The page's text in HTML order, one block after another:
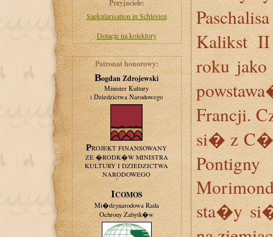
Przyjaciele:
Saekularisation in Schlesien
Dotacje na kolektory
Patronat honorowy:
Bogdan Zdrojewski
Minister Kultury
i Dziedzictwa Narodowego
PROJEKT FINANSOWANY
ZE �RODK�W MINISTRA
KULTURY I DZIEDZICTWA
NARODOWEGO
ICOMOS
Mi�dzynarodowa Rada
Ochrony Zabytk�w
Kalikst
roku
Francji.
si� z
sta�y